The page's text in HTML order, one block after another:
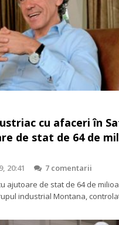
cu afaceri în
de stat de 64 de
20:41
7 comentarii
ajutoare de stat de 64 de
industrial Montana,